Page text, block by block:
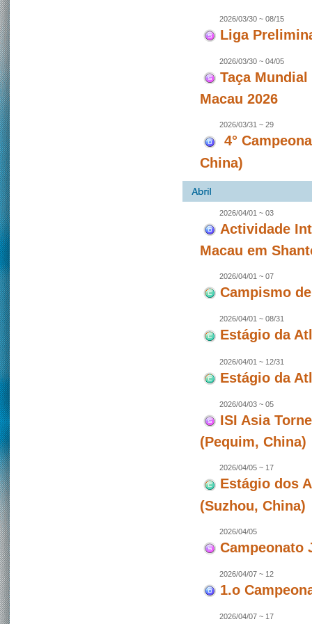
2026/03/30 ~ 08/15
Liga
2026/03/30 ~ 04/05
Taça
Macau 2026
2026/03/31 ~ 29
4°
China)
2026/04/01 ~ 03
Actividade
Macau em
2026/04/01 ~ 07
Campismo
2026/04/01 ~ 08/31
Estágio da
2026/04/01 ~ 12/31
Estágio da
2026/04/03 ~ 05
ISI Asia
(Pequim, China)
2026/04/05 ~ 17
Estágio dos
(Suzhou, China)
2026/04/05
Campeonato
2026/04/07 ~ 12
1.o
2026/04/07 ~ 17